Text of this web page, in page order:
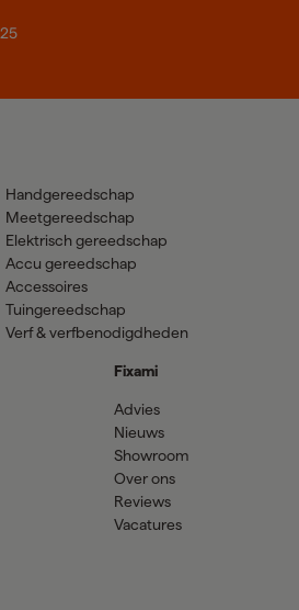
Handgereedschap
Meetgereedschap
Elektrisch gereedschap
Accu gereedschap
Accessoires
Tuingereedschap
Verf & verfbenodigdheden
Fixami
Advies
Nieuws
Showroom
Over ons
Reviews
Vacatures